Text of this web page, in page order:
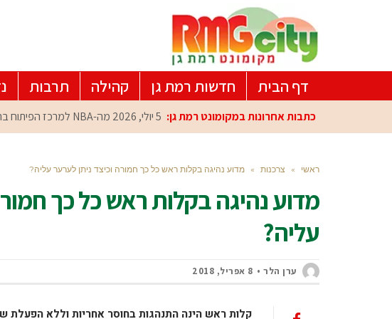
דף הבית חדשות רמת גן קהילה תרבות
כתבות אחרונות במקומונט רמת גן: 5 יולי, 2026 מה-NBA למרכז הפיתוח ברמת גן: עומרי כספי במפגש הוקרה מיוחד
ראשי » צרכנות » מדוע נהיגה בקלות ראש כל כך חמורה וכיצד ניתן לערער עליה?
מדוע נהיגה בקלות ראש כל כך
עליה?
ערן הלר 8 אפריל, 2018
קלות ראש הינה התנהגות בחוסר אחריות וללא הפעלת